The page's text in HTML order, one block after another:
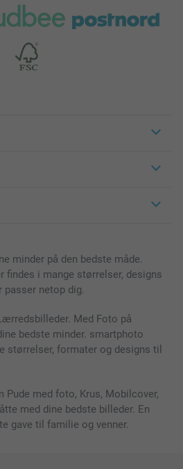
minder på den bedste måde.
findes i mange størrelser, designs
passer netop dig.
Med Foto på
bedste minder. smartphoto
størrelser, formater og designs til
Pude med foto, Krus, Mobilcover,
med dine bedste billeder. En
gave til familie og venner.